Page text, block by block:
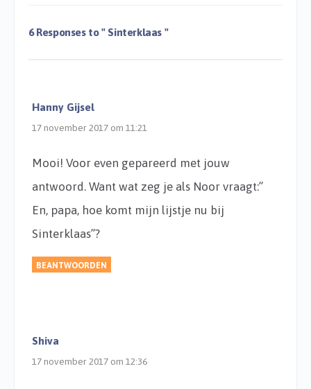
6 Responses to" Sinterklaas "
Hanny Gijsel
17 november 2017 om 11:21
Mooi! Voor even gepareerd met jouw
antwoord. Want wat zeg je als Noor vraagt:”
En, papa, hoe komt mijn lijstje nu bij
Sinterklaas”?
BEANTWOORDEN
Shiva
17 november 2017 om 12:36